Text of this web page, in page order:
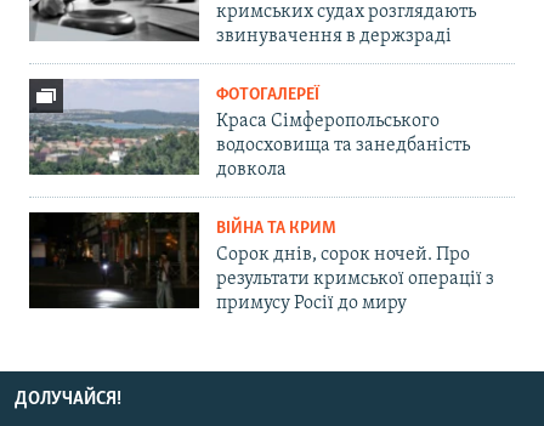
кримських судах розглядають
звинувачення в держзраді
ФОТОГАЛЕРЕЇ
Краса Сімферопольського
водосховища та занедбаність
довкола
ВІЙНА ТА КРИМ
Сорок днів, сорок ночей. Про
результати кримської операції з
примусу Росії до миру
ДОЛУЧАЙСЯ!